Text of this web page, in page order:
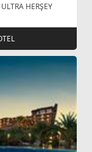
HERŞEY